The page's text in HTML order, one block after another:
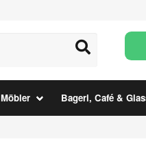
Möbler Bageri, Café &